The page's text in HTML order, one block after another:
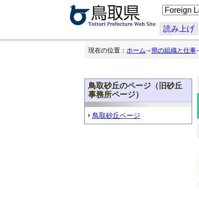
こ
の
ジ
を
翻
読み上げ
現在の位置： ホーム 県の組織と仕事
鳥取砂丘のページ（旧砂丘
事務所ページ）
鳥取砂丘ページ